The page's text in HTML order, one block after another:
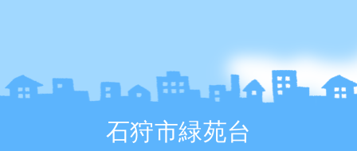
石狩市緑苑台